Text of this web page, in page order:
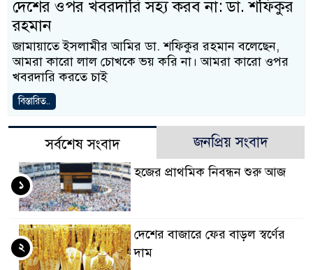
দেশের ওপর খবরদারি সহ্য করব না: ডা. শফিকুর
রহমান
জামায়াতে ইসলামীর আমির ডা. শফিকুর রহমান বলেছেন,
আমরা কারো লাল চোখকে ভয় করি না। আমরা কারো ওপর
খবরদারি করতে চাই
বিস্তারিত..
সর্বশেষ সংবাদ জনপ্রিয় সংবাদ
হজের প্রাথমিক নিবন্ধন শুরু আজ
১
দেশের বাজারে ফের বাড়ল স্বর্ণের
দাম
২